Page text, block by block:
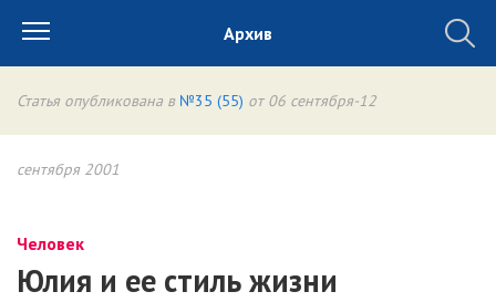
Архив
Статья опубликована в №35 (55) от 06 сентября-12
сентября 2001
Человек
Юлия и ее стиль жизни